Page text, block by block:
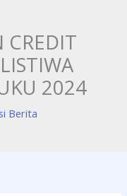
CREDIT
2024
Berita